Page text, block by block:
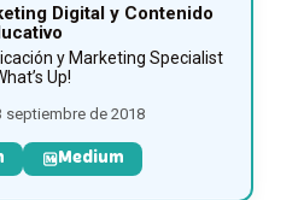
Digital y Contenido
y Marketing Specialist
Up!
septiembre de 2018
Medium